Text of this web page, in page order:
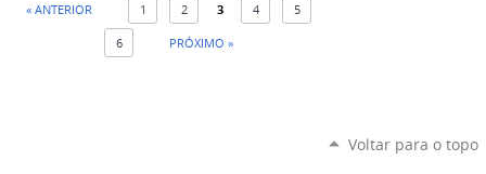
« ANTERIOR 1 2 3 4 5
6 PRÓXIMO »
Voltar para o topo